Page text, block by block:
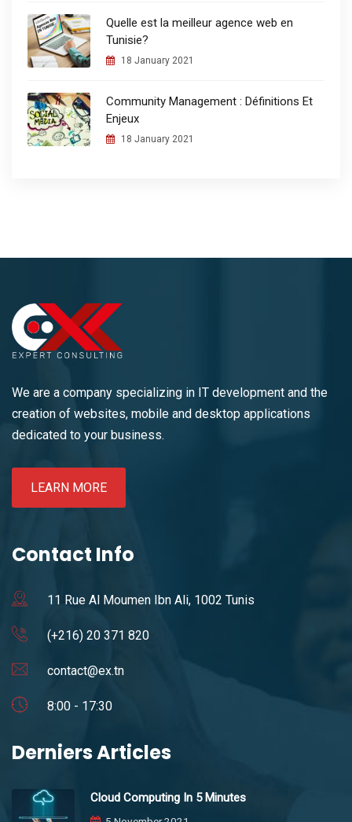
Quelle est la meilleur agence web en
Tunisie?
18 January 2021
Community Management : Définitions Et
Enjeux
18 January 2021
We are a company specializing in IT development and the
creation of websites, mobile and desktop applications
dedicated to your business.
LEARN MORE
Contact Info
11 Rue Al Moumen Ibn Ali, 1002 Tunis
(+216) 20 371 820
contact@ex.tn
8:00 - 17:30
Derniers Articles
Cloud Computing In 5 Minutes